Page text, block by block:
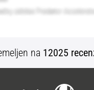
na 12025